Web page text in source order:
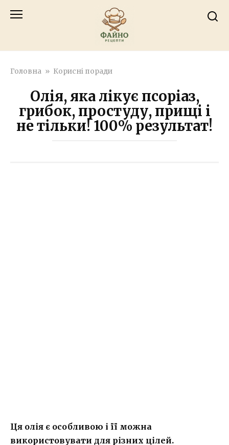
Головна » Корисні поради
Олія, яка лікує псоріаз,
грибок, простуду, прищі і
не тільки! 100% результат!
Ця олія є особливою і її можна
використовувати для різних цілей.